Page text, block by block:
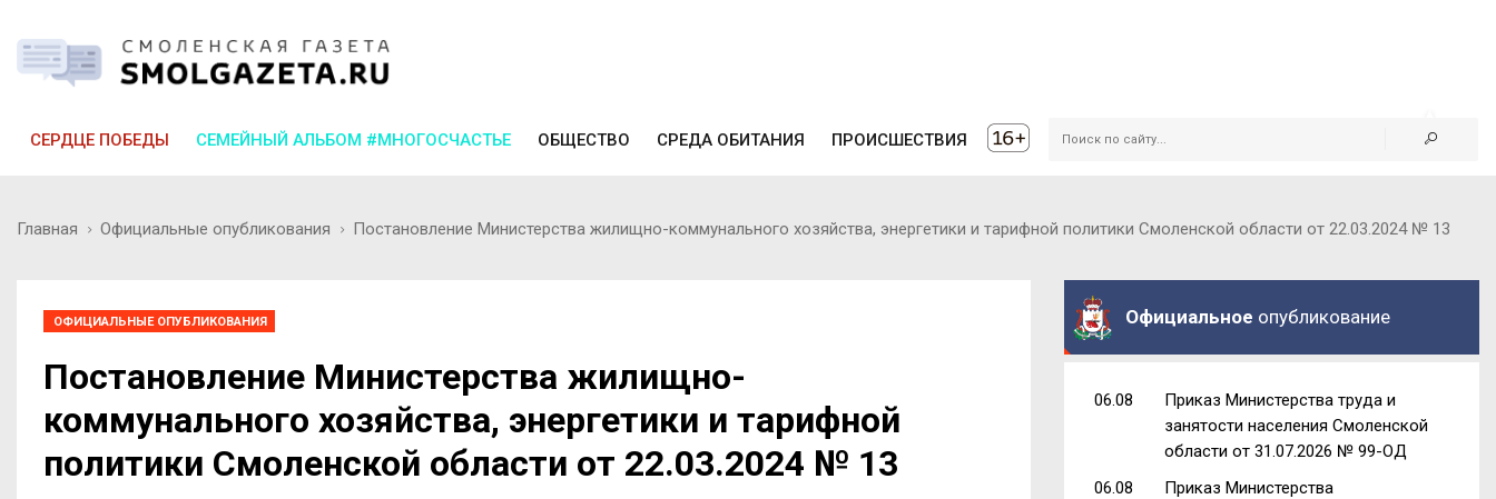
СЕРДЦЕ ПОБЕДЫ СЕМЕЙНЫЙ АЛЬБОМ #МНОГОСЧАСТЬЕ ОБЩЕСТВО СРЕДА ОБИТАНИЯ ПРОИСШЕСТВИЯ
Главная Официальные опубликования Постановление Министерства жилищно-коммунального хозяйства, энергетики и тарифной политики Смоленской области от 22.03.2024 № 13
ОФИЦИАЛЬНЫЕ ОПУБЛИКОВАНИЯ
Постановление Министерства жилищно-
коммунального хозяйства, энергетики и тарифной
политики Смоленской области от 22.03.2024 № 13
Официальное опубликование
06.08
Приказ Министерства труда и
занятости населения Смоленской
области от 31.07.2026 № 99-ОД
06.08
Приказ Министерства